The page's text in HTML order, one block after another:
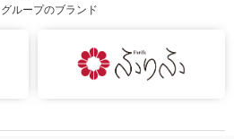
グループのブランド